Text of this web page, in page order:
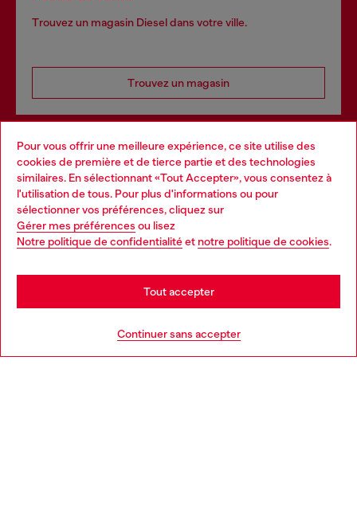
Pour vous offrir une meilleure expérience, ce site utilise des
cookies de première et de tierce partie et des technologies
similaires. En sélectionnant «Tout Accepter», vous consentez à
l'utilisation de tous. Pour plus d'informations ou pour
sélectionner vos préférences, cliquez sur
Gérer mes préférences ou lisez
Notre politique de confidentialitéet notre politique de cookies.
Continuer sans accepter
Tout accepter
Trouvez un magasin Diesel dans votre ville.
Trouvez un magasin
Services omnicanaux
Découvrez tous nos services, en ligne et en magasin.
En savoir plus
Choose your location
You are currently browsing Belgique website, but it seems you
may be based in United States